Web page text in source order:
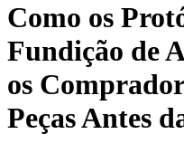
Como os
Fundição de
os
Peças Antes